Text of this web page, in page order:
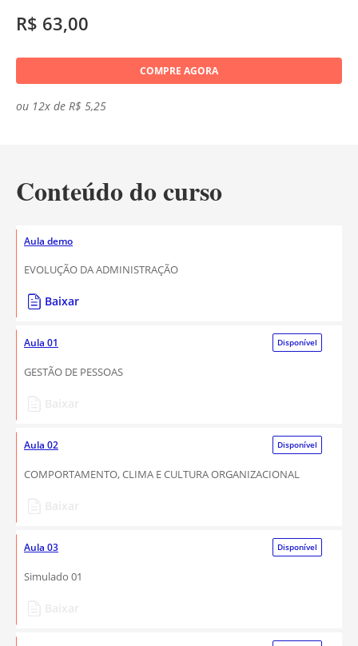
R$ 63,00
COMPRE AGORA
ou 12x de R$ 5,25
Conteúdo do curso
Aula demo
EVOLUÇÃO DA ADMINISTRAÇÃO
Baixar
Aula 01 Disponível
GESTÃO DE PESSOAS
Aula 02 Disponível
COMPORTAMENTO, CLIMA E CULTURA ORGANIZACIONAL
Aula 03 Disponível
Simulado 01